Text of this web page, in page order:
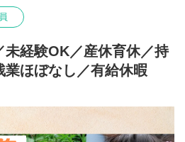
、整備
お迎え
り
へのご対応、伝達・相談
未経験OK／産休育休／持
業ほぼなし／有給休暇